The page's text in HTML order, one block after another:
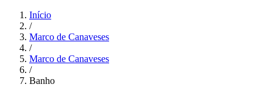
Início
/
Marco de Canaveses
/
Marco de Canaveses
/
Banho